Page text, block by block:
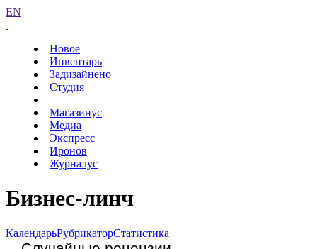
EN
Новое
Инвентарь
Задизайнено
Студия
Магазинус
Медиа
Экспресс
Иронов
Журналус
Бизнес-линч
КалендарьРубрикаторСтатистика